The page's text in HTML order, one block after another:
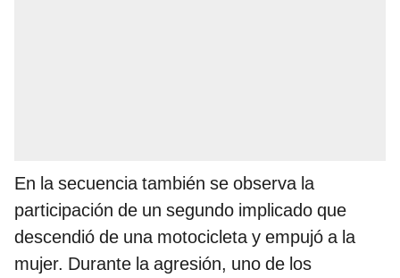
En la secuencia también se observa la
participación de un segundo implicado que
descendió de una motocicleta y empujó a la
mujer. Durante la agresión, uno de los